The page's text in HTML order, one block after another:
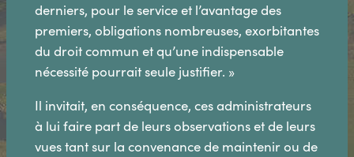
derniers, pour le service et l’avantage des
premiers, obligations nombreuses, exorbitantes
du droit commun et qu’une indispensable
nécessité pourrait seule justifier. »
Il invitait, en conséquence, ces administrateurs
à lui faire part de leurs observations et de leurs
vues tant sur la convenance de maintenir ou de